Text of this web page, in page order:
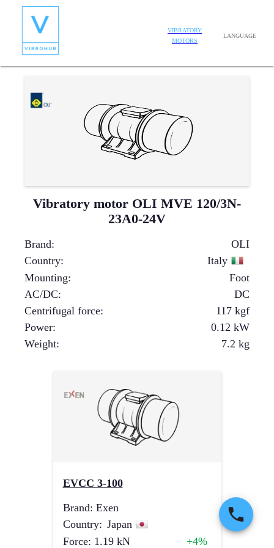
VIBRATORY
MOTORS
LANGUAGE
Vibratory motor OLI MVE 120/3N-
23A0-24V
Brand:
OLI
Country:
Italy
Mounting:
Foot
AC/DC:
DC
Centrifugal force: 117 kgf
Power: 0.12 kW
Weight: 7.2 kg
EVCC 3-100
Brand: Exen
Country: Japan
Force: 1.19 kN +4%